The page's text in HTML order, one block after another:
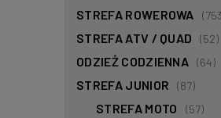
STREFA ROWEROWA
STREFA ATV / QUAD (52)
ODZIEŻ CODZIENNA (64)
STREFA JUNIOR (87)
STREFA MOTO (57)